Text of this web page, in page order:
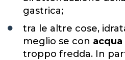
gastrica;
tra le altre cose,
meglio se con
troppo fredda. In